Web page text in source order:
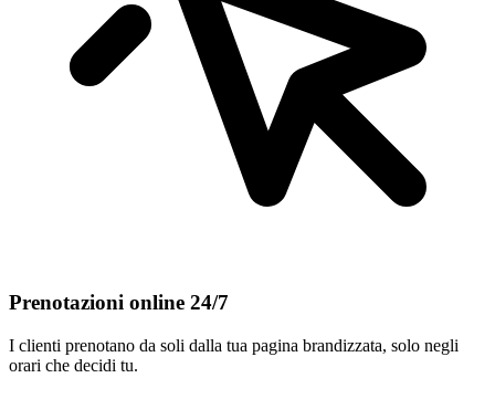
Prenotazioni online 24/7
I clienti prenotano da soli dalla tua pagina brandizzata, solo negli
orari che decidi tu.